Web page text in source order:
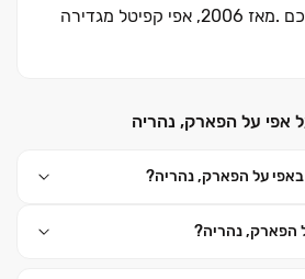
.
מאז 2006, אפי קפיטל מגדירה
: · הגינות ואחריות – עומדים
הבית שלכם. ·בונים מצוינות
אדריכלי מוקפד ועד למפרט "הכל
אפי על הפארק, נהריה
באפי על הפארק, נהריה?
הפארק, נהריה?